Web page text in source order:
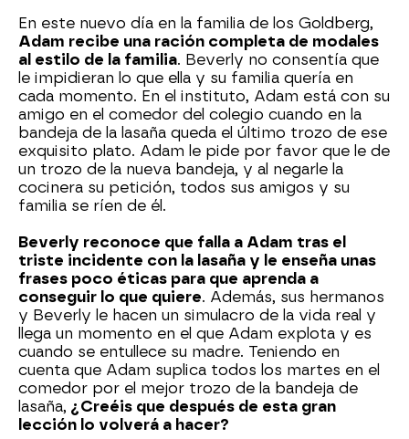
En este nuevo día en la familia de los Goldberg,
Adam recibe una ración completa de modales
al estilo de la familia. Beverly no consentía que
le impidieran lo que ella y su familia quería en
cada momento. En el instituto, Adam está con su
amigo en el comedor del colegio cuando en la
bandeja de la lasaña queda el último trozo de ese
exquisito plato. Adam le pide por favor que le de
un trozo de la nueva bandeja, y al negarle la
cocinera su petición, todos sus amigos y su
familia se ríen de él.
Beverly reconoce que falla a Adam tras el
triste incidente con la lasaña y le enseña unas
frases poco éticas para que aprenda a
conseguir lo que quiere. Además, sus hermanos
y Beverly le hacen un simulacro de la vida real y
llega un momento en el que Adam explota y es
cuando se entullece su madre. Teniendo en
cuenta que Adam suplica todos los martes en el
comedor por el mejor trozo de la bandeja de
lasaña, ¿Creéis que después de esta gran
lección lo volverá a hacer?